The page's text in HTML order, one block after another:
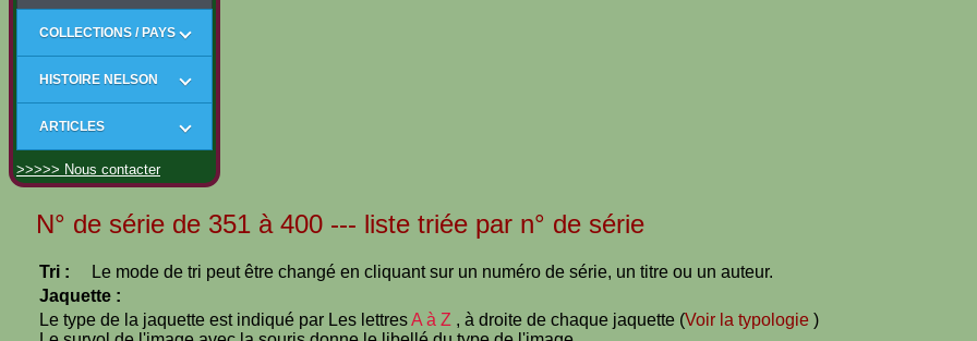
COLLECTIONS / PAYS
HISTOIRE NELSON
ARTICLES
>>>>> Nous contacter
N° de série de 351 à 400 --- liste triée par n° de série
Tri :
Le mode de tri peut être changé en cliquant sur un numéro de série, un titre ou un auteur.
Jaquette :
Le type de la jaquette est indiqué par Les lettresA à Z , à droite de chaque jaquette (Voir la typologie )